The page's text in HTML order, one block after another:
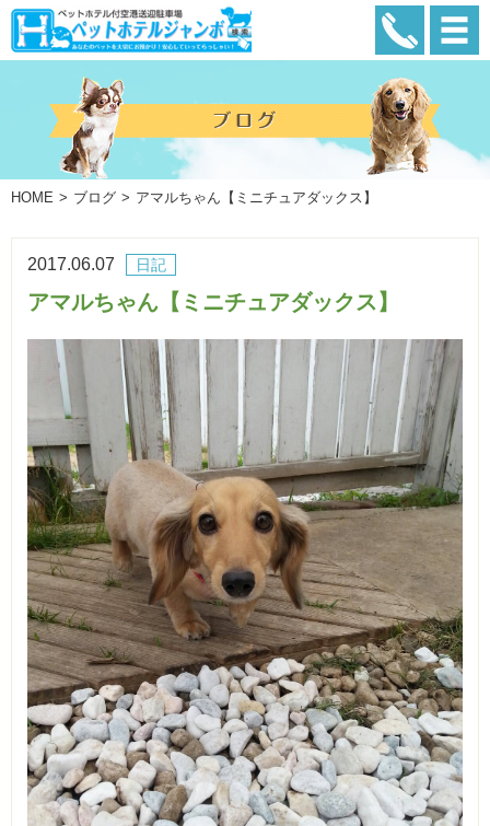
HOME ブログ アマルちゃん【ミニチュアダックス】
日記
2017.06.07
アマルちゃん【ミニチュアダックス】